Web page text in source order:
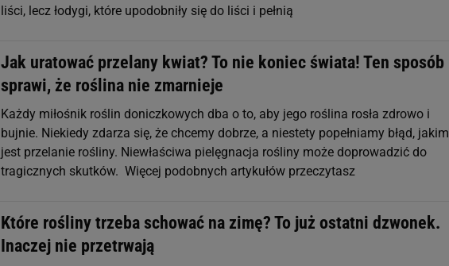
liści, lecz łodygi, które upodobniły się do liści i pełnią
Jak uratować przelany kwiat? To nie koniec świata! Ten sposób
sprawi, że roślina nie zmarnieje
Każdy miłośnik roślin doniczkowych dba o to, aby jego roślina rosła zdrowo i
bujnie. Niekiedy zdarza się, że chcemy dobrze, a niestety popełniamy błąd, jakim
jest przelanie rośliny. Niewłaściwa pielęgnacja rośliny może doprowadzić do
tragicznych skutków. Więcej podobnych artykułów przeczytasz
Które rośliny trzeba schować na zimę? To już ostatni dzwonek.
Inaczej nie przetrwają